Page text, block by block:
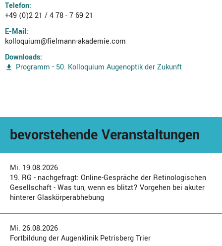
Telefon:
+49 (0)2 21 / 4 78 - 7 69 21
E-Mail:
kolloquium@fielmann-akademie.com
Downloads:
Programm - 50. Kolloquium Augenoptik der Zukunft
bevorstehende Veranstaltungen
Mi. 19.08.2026
19. RG - nachgefragt: Online-Gespräche der Retinologischen
Gesellschaft - Was tun, wenn es blitzt? Vorgehen bei akuter
hinterer Glaskörperabhebung
Mi. 26.08.2026
Fortbildung der Augenklinik Petrisberg Trier